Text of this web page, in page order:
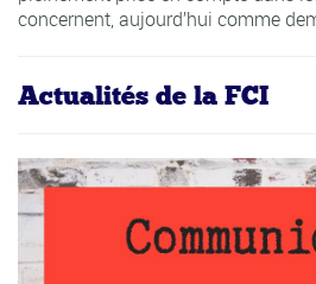
concernent, aujourd’hui comme
Actualités de la FCI